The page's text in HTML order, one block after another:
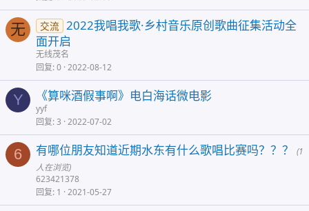
无 交流 2022我唱我歌·乡村音乐原创歌曲征集活动全
面开启
无线茂名
回复 0 2022-08-12
Y 《算咪酒假事啊》电白海话微电影
yyf
回复 3 2022-07-02
6 有哪位朋友知道近期水东有什么歌唱比赛吗？？？
(1
人在浏览)
623421378
回复 1 2021-05-27